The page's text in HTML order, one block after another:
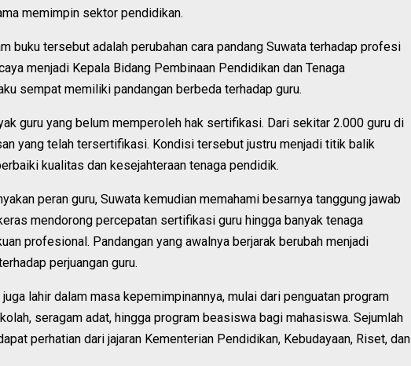
memimpin sektor pendidikan.
buku tersebut adalah perubahan cara pandang Suwata terhadap profesi
menjadi Kepala Bidang Pembinaan Pendidikan dan Tenaga
sempat memiliki pandangan berbeda terhadap guru.
guru yang belum memperoleh hak sertifikasi. Dari sekitar 2.000 guru di
yang telah tersertifikasi. Kondisi tersebut justru menjadi titik balik
kualitas dan kesejahteraan tenaga pendidik.
peran guru, Suwata kemudian memahami besarnya tanggung jawab
mendorong percepatan sertifikasi guru hingga banyak tenaga
profesional. Pandangan yang awalnya berjarak berubah menjadi
perjuangan guru.
lahir dalam masa kepemimpinannya, mulai dari penguatan program
seragam adat, hingga program beasiswa bagi mahasiswa. Sejumlah
perhatian dari jajaran Kementerian Pendidikan, Kebudayaan, Riset, dan